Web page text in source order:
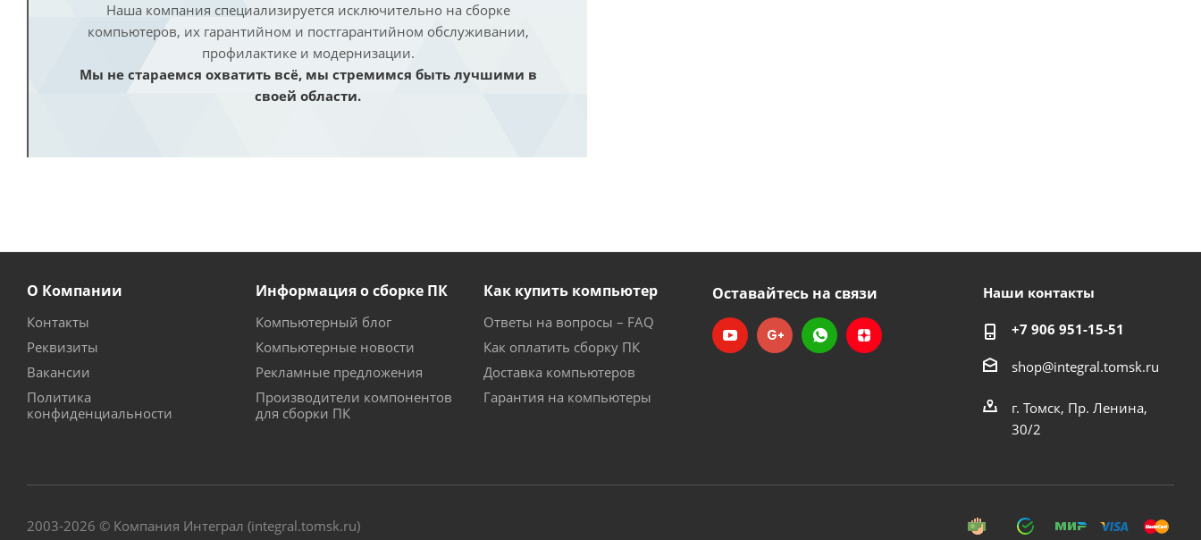
Наша компания специализируется исключительно на сборке
компьютеров, их гарантийном и постгарантийном обслуживании,
профилактике и модернизации.
Мы не стараемся охватить всё, мы стремимся быть лучшими в
своей области.
О Компании
Контакты
Реквизиты
Вакансии
Политика
конфиденциальности
Информация о сборке ПК
Компьютерный блог
Компьютерные новости
Рекламные предложения
Производители компонентов
для сборки ПК
Как купить компьютер
Ответы на вопросы – FAQ
Как оплатить сборку ПК
Доставка компьютеров
Гарантия на компьютеры
Оставайтесь на связи Наши контакты
+7 906 951-15-51
shop@integral.tomsk.ru
г. Томск, Пр. Ленина,
30/2
2003-2026 © Компания Интеграл (integral.tomsk.ru)